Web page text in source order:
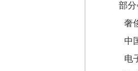
部分
奢
中
电